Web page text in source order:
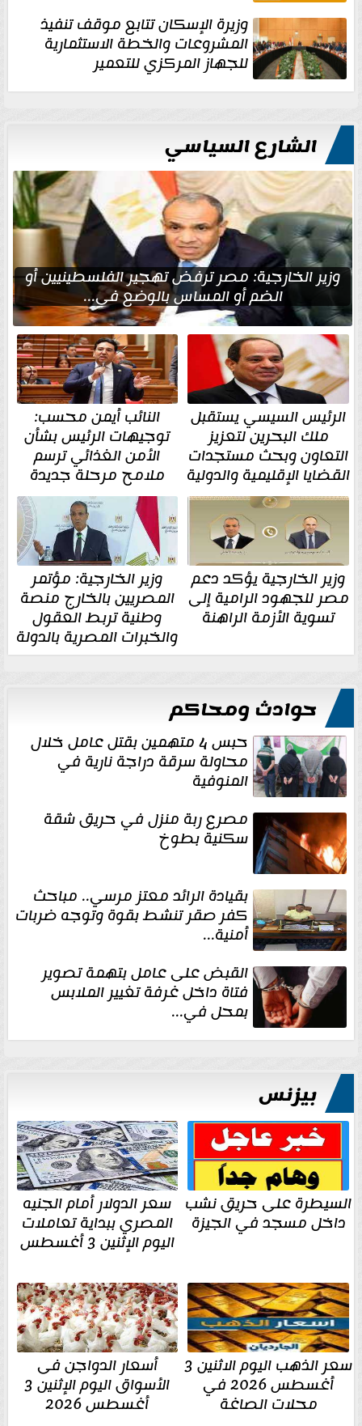
وزيرة الإسكان تتابع موقف تنفيذ
المشروعات والخطة الاستثمارية
للجهاز المركزي للتعمير
الشارع السياسي
وزير الخارجية: مصر ترفض تهجير الفلسطينيين أو
الضم أو المساس بالوضع في...
الرئيس السيسي يستقبل
ملك البحرين لتعزيز
التعاون وبحث مستجدات
القضايا الإقليمية والدولية
النائب أيمن محسب:
توجيهات الرئيس بشأن
الأمن الغذائي ترسم
ملامح مرحلة جديدة
وزير الخارجية يؤكد دعم
مصر للجهود الرامية إلى
تسوية الأزمة الراهنة
وزير الخارجية: مؤتمر
المصريين بالخارج منصة
وطنية تربط العقول
والخبرات المصرية بالدولة
حوادث ومحاكم
حبس 4 متهمين بقتل عامل خلال
محاولة سرقة دراجة نارية في
المنوفية
مصرع ربة منزل في حريق شقة
سكنية بطوخ
بقيادة الرائد معتز مرسي.. مباحث
كفر صقر تنشط بقوة وتوجه ضربات
أمنية...
القبض على عامل بتهمة تصوير
فتاة داخل غرفة تغيير الملابس
بمحل في...
بيزنس
السيطرة على حريق نشب
داخل مسجد في الجيزة
سعر الدولار أمام الجنيه
المصري ببداية تعاملات
اليوم الإثنين 3 أغسطس
سعر الذهب اليوم الاثنين 3
أغسطس 2026 في
محلات الصاغة
أسعار الدواجن فى
الأسواق اليوم الإثنين 3
أغسطس 2026